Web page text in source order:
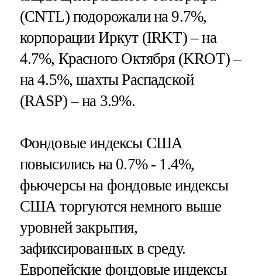
(CNTL) подорожали на 9.7%,
корпорации Иркут (IRKT) – на
4.7%, Красного Октября (KROT) –
на 4.5%, шахты Распадской
(RASP) – на 3.9%.
Фондовые индексы США
повысились на 0.7% - 1.4%,
фьючерсы на фондовые индексы
США торгуются немного выше
уровней закрытия,
зафиксированных в среду.
Европейские фондовые индексы